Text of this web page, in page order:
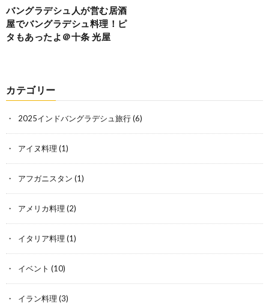
バングラデシュ人が営む居酒
屋でバングラデシュ料理！ピ
タもあったよ＠十条 光屋
カテゴリー
2025インドバングラデシュ旅行(6)
アイヌ料理 (1)
アフガニスタン (1)
アメリカ料理 (2)
イタリア料理 (1)
イベント (10)
イラン料理 (3)